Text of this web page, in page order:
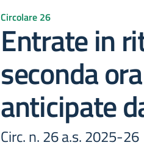
Circolare 26
Entrate in
seconda
anticipate
Circ. n. 26 a.s. 2025-26